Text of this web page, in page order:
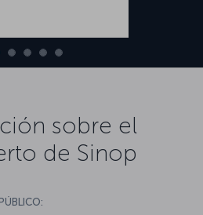
sobre el
de Sinop